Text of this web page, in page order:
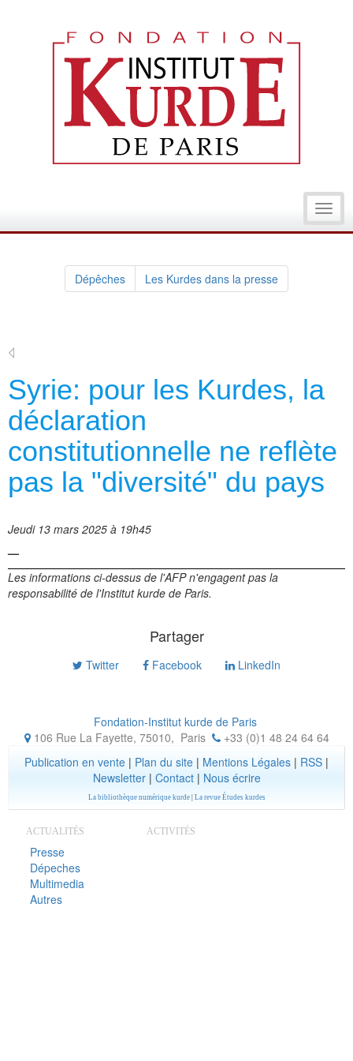
Dépêches Les Kurdes dans la presse
Syrie: pour les Kurdes, la
déclaration
constitutionnelle ne reflète
pas la "diversité" du pays
Jeudi 13 mars 2025 à 19h45
—
Les informations ci-dessus de l'AFP n'engagent pas la
responsabilité de l'Institut kurde de Paris.
Partager
Twitter Facebook LinkedIn
Fondation-Institut kurde de Paris
106 Rue La Fayette, 75010, Paris
+33 (0)1 48 24 64 64
Publication en vente | Plan du site | Mentions Légales | RSS |
Newsletter| Contact| Nous écrire
La bibliothèque numérique kurde| La revue Études kurdes
ACTUALITÉS
Presse
Dépeches
Multimedia
Autres
ACTIVITÉS